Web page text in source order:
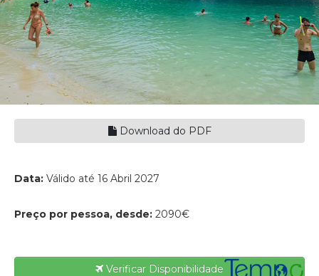
Download do PDF
Data: Válido até 16 Abril 2027
Preço por pessoa, desde: 2090€
Verificar Disponibilidade